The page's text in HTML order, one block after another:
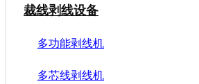
裁线剥线设备
多功能剥线机
多芯线剥线机